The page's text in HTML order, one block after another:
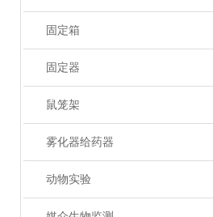
固定箱
固定器
鼠笼架
雾化器给药器
动物实验